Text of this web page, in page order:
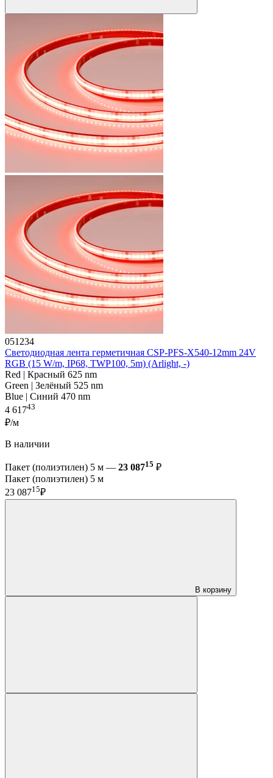
051234
Светодиодная лента герметичная CSP-PFS-X540-12mm 24V
RGB (15 W/m, IP68, TWP100, 5m) (Arlight, -)
Red | Красный 625 nm
Green | Зелёный 525 nm
Blue | Синий 470 nm
4 61743
₽/м
В наличии
Пакет (полиэтилен) 5 м — 23 08715 ₽
Пакет (полиэтилен) 5 м
23 08715₽
В корзину